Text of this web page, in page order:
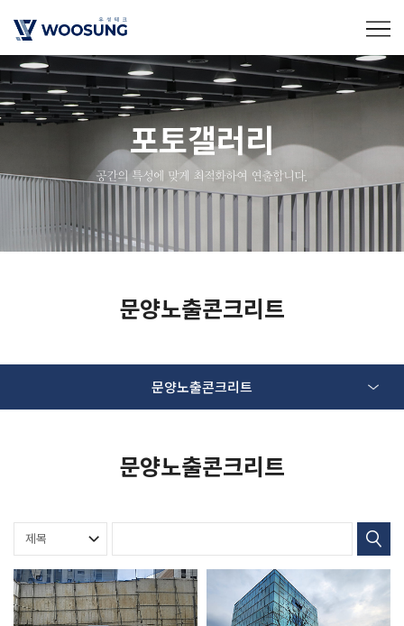
포토갤러리
공간의 특성에 맞게 최적화하여 연출합니다.
문양노출콘크리트
문양노출콘크리트
문양노출콘크리트